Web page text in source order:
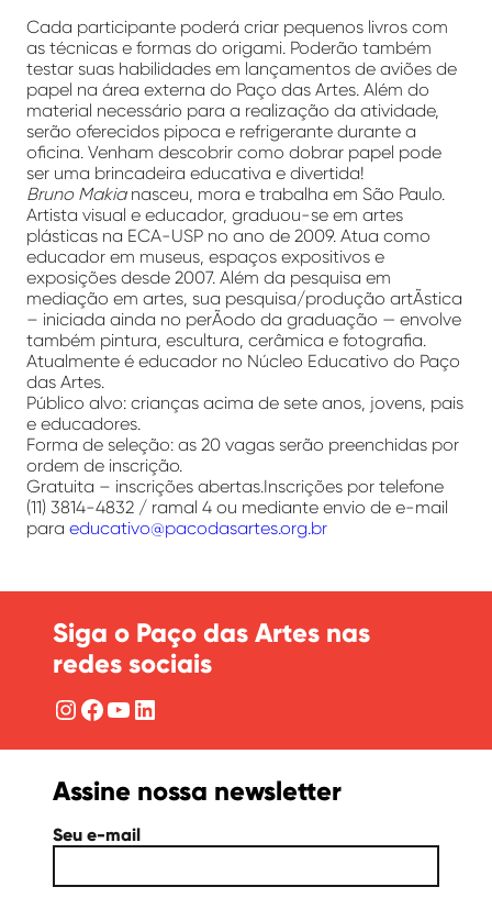
Cada participante poderá criar pequenos livros com
as técnicas e formas do origami. Poderão também
testar suas habilidades em lançamentos de aviões de
papel na área externa do Paço das Artes. Além do
material necessário para a realização da atividade,
serão oferecidos pipoca e refrigerante durante a
oficina. Venham descobrir como dobrar papel pode
ser uma brincadeira educativa e divertida!
Bruno Makianasceu, mora e trabalha em São Paulo.
Artista visual e educador, graduou-se em artes
plásticas na ECA-USP no ano de 2009. Atua como
educador em museus, espaços expositivos e
exposições desde 2007. Além da pesquisa em
mediação em artes, sua pesquisa/produção artÃ­stica
– iniciada ainda no perÃ­odo da graduação — envolve
também pintura, escultura, cerâmica e fotografia.
Atualmente é educador no Núcleo Educativo do Paço
das Artes.
Público alvo: crianças acima de sete anos, jovens, pais
e educadores.
Forma de seleção: as 20 vagas serão preenchidas por
ordem de inscrição.
Gratuita – inscrições abertas.Inscrições por telefone
(11) 3814-4832 / ramal 4 ou mediante envio de e-mail
para educativo@pacodasartes.org.br
Siga o Paço das Artes nas
redes sociais
Instagram
Facebook
YouTube
LinkedIn
Assine nossa newsletter
Seu e-mail